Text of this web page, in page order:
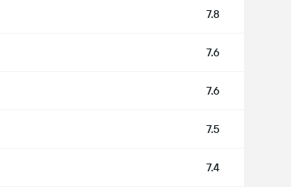
7.8
7.6
7.6
7.5
7.4